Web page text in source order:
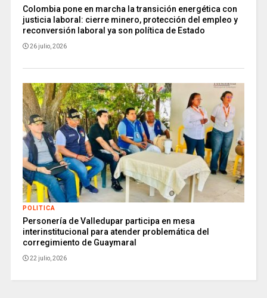
Colombia pone en marcha la transición energética con
justicia laboral: cierre minero, protección del empleo y
reconversión laboral ya son política de Estado
26 julio, 2026
POLITICA
Personería de Valledupar participa en mesa
interinstitucional para atender problemática del
corregimiento de Guaymaral
22 julio, 2026